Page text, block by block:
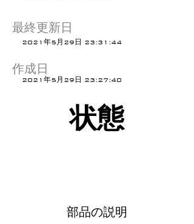
最終更新日
2021年5月29日 23:31:44
2021年5月29日 23:27:40
作成日
状態
部品の説明